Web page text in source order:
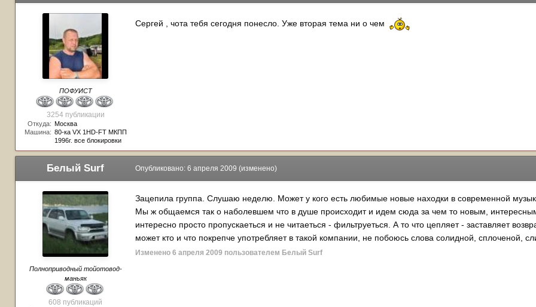
ПОФУИСТ
3254 публикации
Откуда: Москва
Машина: 80-ка VX 1HD-FT МКПП
1996г. все блокировки
Сергей , чота тебя сегодня понесло. Уже вторая тема ни о чем
Белый Surf
Полноприводный тойотовод-
маньяк
608 публикаций
Опубликовано: 6 апреля 2009 (изменено)
Зацепила группа. Слушаю неделю. Может у кого есть любимые новые находки в современной
Мы ж общаемся так о наболевшем что в душе происходит и идем сюда за чем то новым,
интересно просто пропускаеться и не читаеться - фильтруеться. А то что цепляет - заставляет
может кто и что покрепче употребляет в такой компании, не побоюсь слова солидной, сплоченой,
Изменено 6 апреля 2009 пользователем Белый Surf